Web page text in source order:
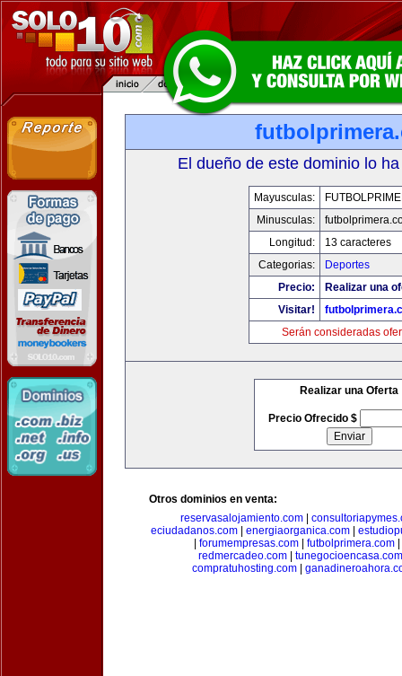
El dueño de este dominio lo
Mayusculas:
Minusculas:
Longitud:
13 caracteres
Categorias:
Deportes
Precio:
Realizar una
Visitar!
Serán consideradas
Realizar una Oferta
Precio Ofrecido $
Otros dominios en venta:
reservasalojamiento.com
eciudadanos.com| energiaorganica.com|
forumempresas.com futbolprimera.com
redmercadeo.com| tunegocioencasa.com
compratuhosting.com|